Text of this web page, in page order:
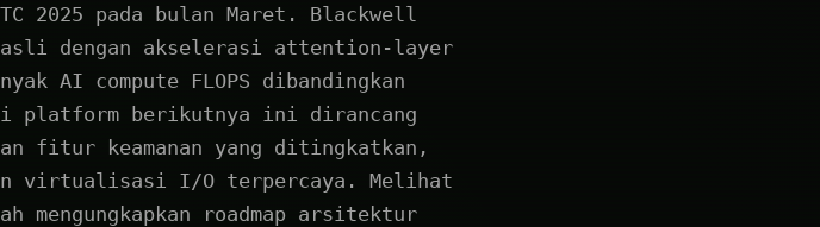
2025 pada bulan Maret. Blackwell
dengan akselerasi attention-layer
AI compute FLOPS dibandingkan
platform berikutnya ini dirancang
fitur keamanan yang ditingkatkan,
virtualisasi I/O terpercaya. Melihat
roadmap arsitektur